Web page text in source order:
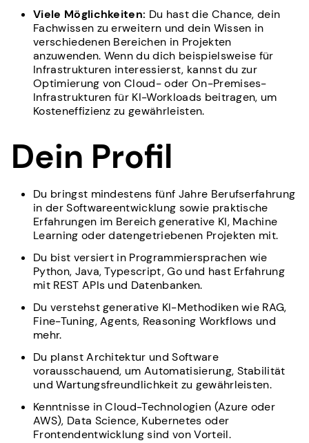
Viele Möglichkeiten: Du hast die Chance, dein
Fachwissen zu erweitern und dein Wissen in
verschiedenen Bereichen in Projekten
anzuwenden. Wenn du dich beispielsweise für
Infrastrukturen interessierst, kannst du zur
Optimierung von Cloud- oder On-Premises-
Infrastrukturen für KI-Workloads beitragen, um
Kosteneffizienz zu gewährleisten.
Dein Profil
Du bringst mindestens fünf Jahre Berufserfahrung
in der Softwareentwicklung sowie praktische
Erfahrungen im Bereich generative KI, Machine
Learning oder datengetriebenen Projekten mit.
Du bist versiert in Programmiersprachen wie
Python, Java, Typescript, Go und hast Erfahrung
mit REST APIs und Datenbanken.
Du verstehst generative KI-Methodiken wie RAG,
Fine-Tuning, Agents, Reasoning Workflows und
mehr.
Du planst Architektur und Software
vorausschauend, um Automatisierung, Stabilität
und Wartungsfreundlichkeit zu gewährleisten.
Kenntnisse in Cloud-Technologien (Azure oder
AWS), Data Science, Kubernetes oder
Frontendentwicklung sind von Vorteil.